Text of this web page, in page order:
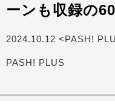
ーンも収録の
2024.10.12 <PASH!
PASH! PLUS